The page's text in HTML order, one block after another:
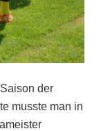
der
musste man in